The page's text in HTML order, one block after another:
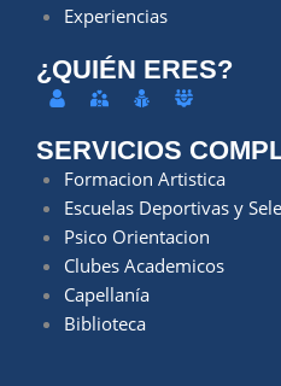
Experiencias
¿QUIÉN ERES?
SERVICIOS
Formacion Artistica
Escuelas Deportivas y
Psico Orientacion
Clubes Academicos
Capellanía
Biblioteca